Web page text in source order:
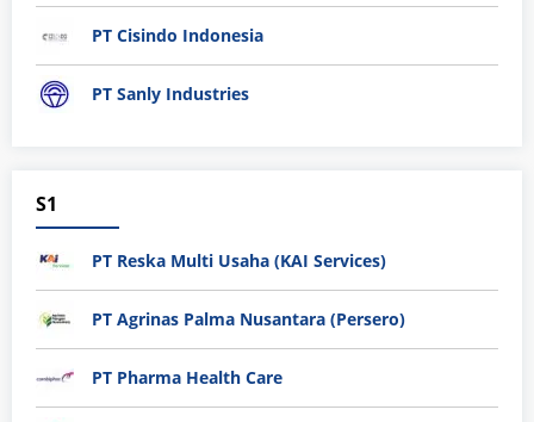
PT Cisindo Indonesia
PT Sanly Industries
S1
PT Reska Multi Usaha (KAI Services)
PT Agrinas Palma Nusantara (Persero)
PT Pharma Health Care